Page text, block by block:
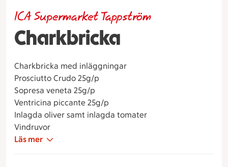
Charkbricka
ICA Supermarket Tappström
Charkbricka med inläggningar
Prosciutto Crudo 25g/p
Sopresa veneta 25g/p
Ventricina piccante 25g/p
Inlagda oliver samt inlagda tomater
Vindruvor
Läs mer